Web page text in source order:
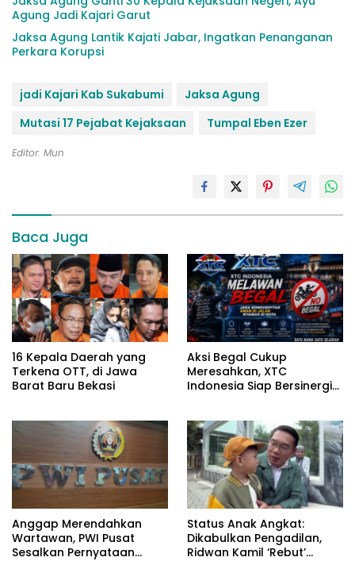
Agung Jadi Kajari Garut
Jaksa Agung Lantik Kajati Jabar, Ingatkan Penanganan
Perkara Korupsi
jadi Kajari Kab Sukabumi
Jaksa Agung
Mutasi 17 Pejabat Kejaksaan
Tumpal Eben Ezer
Editor: Mun
Baca Juga
16 Kepala Daerah yang
Terkena OTT, di Jawa
Barat Baru Bekasi
Aksi Begal Cukup
Meresahkan, XTC
Indonesia Siap Bersinergi
Anggap Merendahkan
Wartawan, PWI Pusat
Sesalkan Pernyataan
Status Anak Angkat:
Dikabulkan Pengadilan,
Ridwan Kamil ‘Rebut’